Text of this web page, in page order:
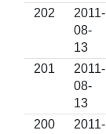
202
2011-
08-
13
201
2011-
08-
13
200
2011-